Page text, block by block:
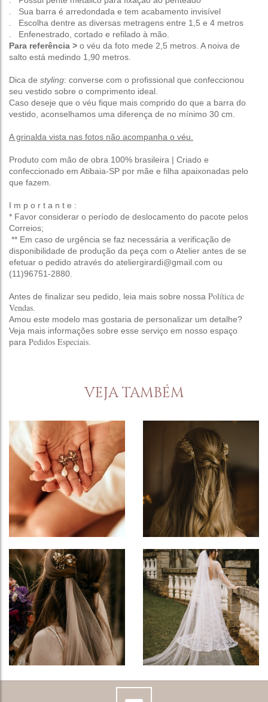
. Sua barra é arredondada e tem acabamento invisível
. Escolha dentre as diversas metragens entre 1,5 e 4 metros
. Enfenestrado, cortado e refilado à mão.
Para referência > o véu da foto mede 2,5 metros. A noiva de
salto está medindo 1,90 metros.
Dica de styling: converse com o profissional que confeccionou
seu vestido sobre o comprimento ideal.
Caso deseje que o véu fique mais comprido do que a barra do
vestido, aconselhamos uma diferença de no mínimo 30 cm.
A grinalda vista nas fotos não acompanha o véu.
Produto com mão de obra 100% brasileira | Criado e
confeccionado em Atibaia-SP por mãe e filha apaixonadas pelo
que fazem.
I m p o r t a n t e :
* Favor considerar o período de deslocamento do pacote pelos
Correios;
** Em caso de urgência se faz necessária a verificação de
disponibilidade de produção da peça com o Atelier antes de se
efetuar o pedido através do ateliergirardi@gmail.com ou
(11)96751-2880.
Antes de finalizar seu pedido, leia mais sobre nossa Política de
Vendas
Amou este modelo mas gostaria de personalizar um detalhe?
Veja mais informações sobre esse serviço em nosso espaço
para Pedidos Especiais
VEJA TAMBÉM